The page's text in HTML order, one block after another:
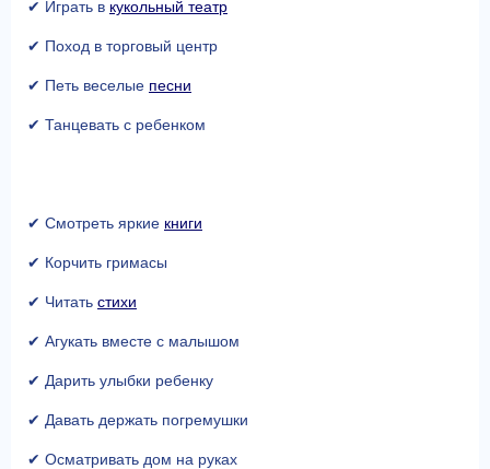
✔ Играть в кукольный театр
✔ Поход в торговый центр
✔ Петь веселые песни
✔ Танцевать с ребенком
✔ Смотреть яркие книги
✔ Корчить гримасы
✔ Читать стихи
✔ Агукать вместе с малышом
✔ Дарить улыбки ребенку
✔ Давать держать погремушки
✔ Осматривать дом на руках